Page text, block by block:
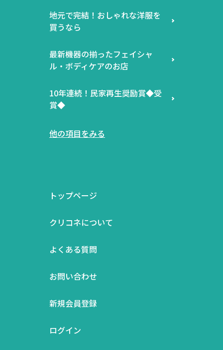
地元で完結！おしゃれな洋服を
買うなら
最新機器の揃ったフェイシャ
ル・ボディケアのお店
10年連続！民家再生奨励賞◆受
賞◆
他の項目をみる
トップページ
クリコネについて
よくある質問
お問い合わせ
新規会員登録
ログイン